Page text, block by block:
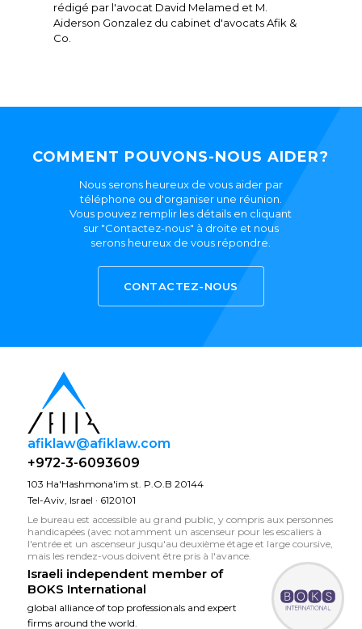
rédigé par l'avocat David Melamed et M.
Aiderson Gonzalez du cabinet d'avocats Afik &
Co.
COMMENT POUVONS-NOUS AIDER?
Nous serons heureux de vous aider par
téléphone ou d'organiser une réunion.
Vous pouvez remplir les détails en cliquant
sur "Contactez-nous" à droite et nous
serons heureux de vous répondre.
CONTACTEZ-NOUS
afiklaw@afiklaw.com
+972-3-6093609
103 Ha'Hashmona'im st. P.O.B 20144
Tel-Aviv, Israel · 6120101
Le bureau est accessible au grand public, y compris aux personnes
handicapées (avec notamment un ascenseur pour les escaliers à
l'entrée et un ascenseur jusqu'au deuxième étage et large coursive,
mais les rendez-vous doivent être pris à l'avance.
Israeli independent member of
BOKS International
global alliance of top professionals and expert
firms around the world.